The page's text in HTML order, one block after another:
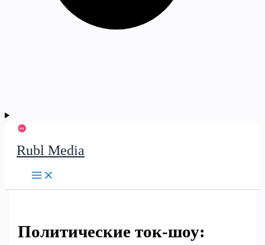
Rubl Media
Политические ток-шоу: